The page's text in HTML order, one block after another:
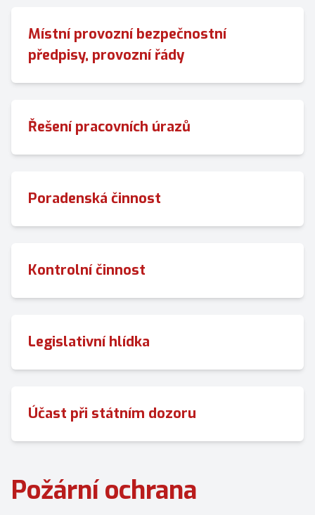
Místní provozní bezpečnostní
předpisy, provozní řády
Řešení pracovních úrazů
Poradenská činnost
Kontrolní činnost
Legislativní hlídka
Účast při státním dozoru
Požární ochrana